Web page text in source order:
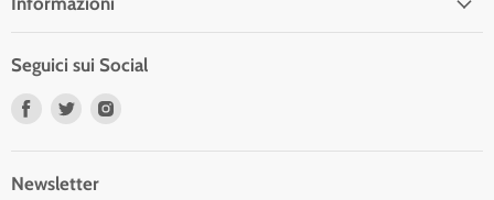
Seguici sui Social
Trovaci
Trovaci
Newsletter